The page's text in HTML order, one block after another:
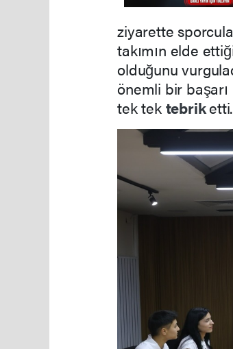
ziyarette
takımın elde
olduğunu
önemli bir başarı
tek tektebriketti.